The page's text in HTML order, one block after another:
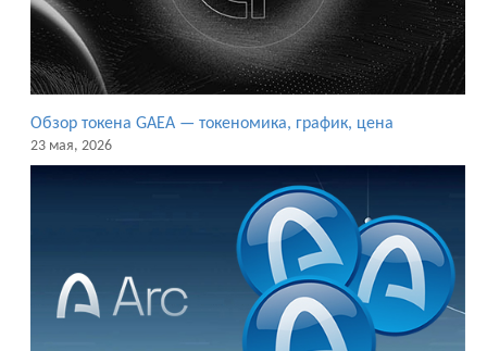
Обзор токена GAEA — токеномика, график, цена
23 мая, 2026